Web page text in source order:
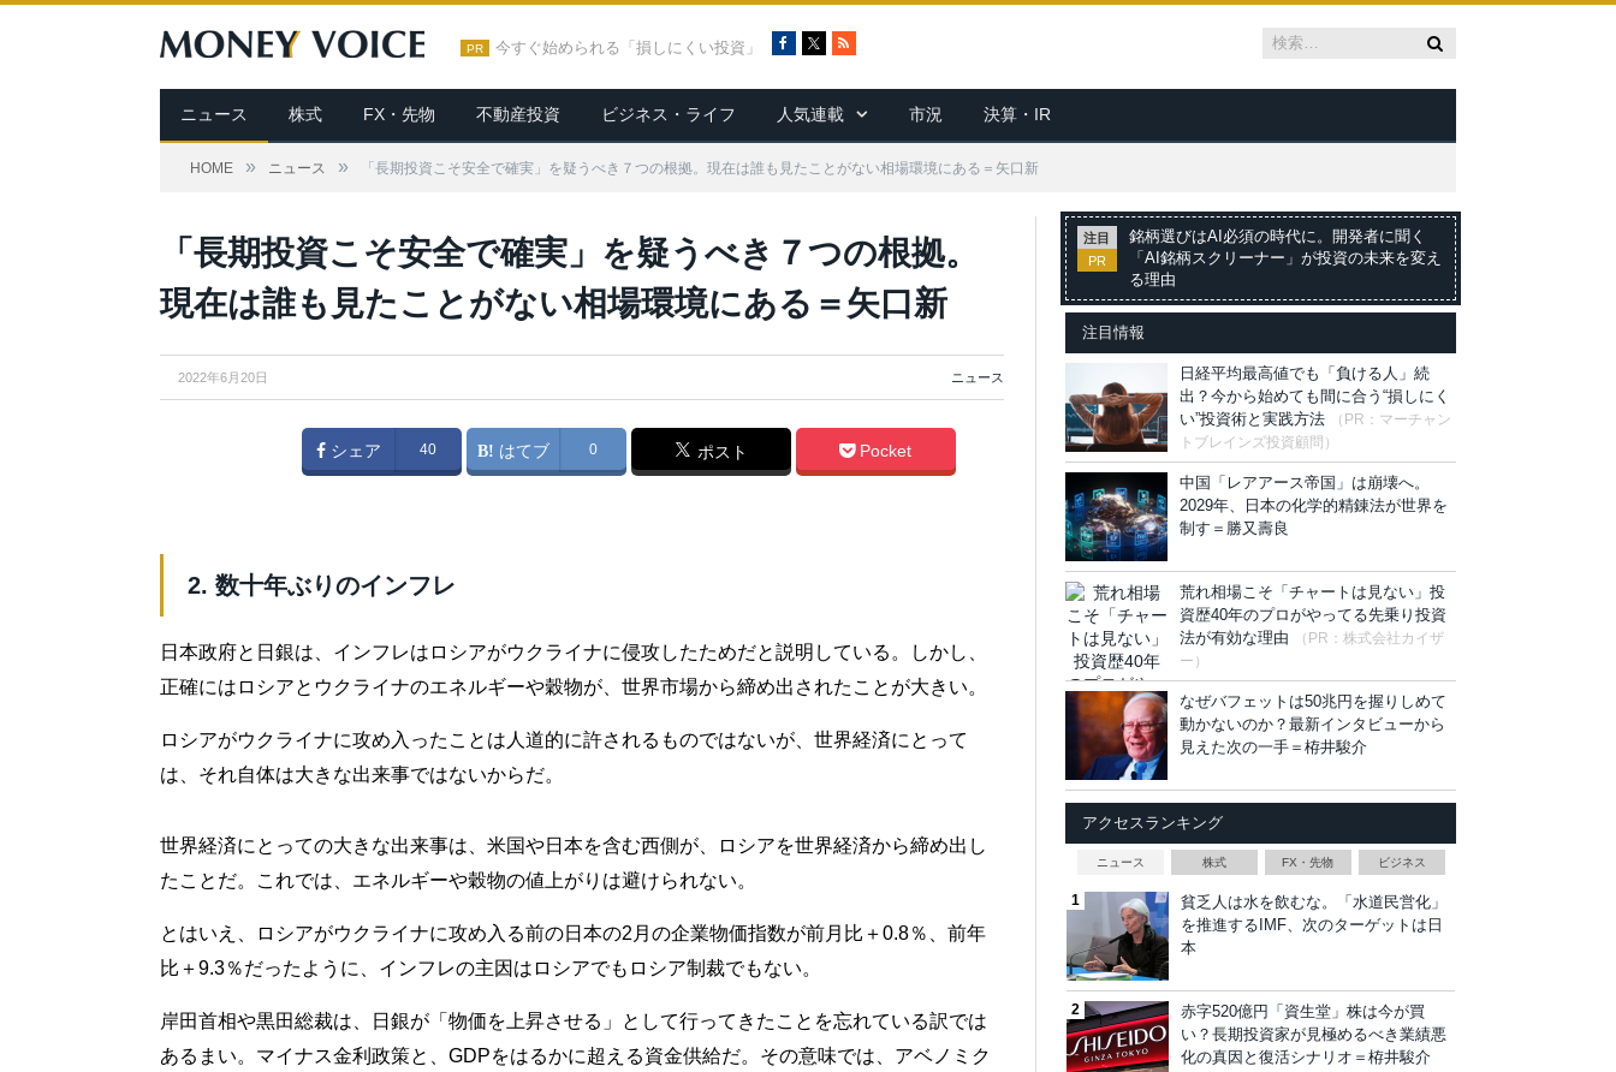
PR 今すぐ始められる「損しにくい投資」
c
e
b
o
R
S
ニュース 株式 FX・先物 不動産投資 ビジネス・ライフ 人気連載 市況 決算・IR
HOME » ニュース » 「長期投資こそ安全で確実」を疑うべき７つの根拠。現在は誰も見たことがない相場環境にある＝矢口新
「長期投資こそ安全で確実」を疑うべき７つの根拠。
現在は誰も見たことがない相場環境にある＝矢口新
2022年6月20日 ニュース
シェア 40 はてブ 0 ポスト Pocket
2. 数十年ぶりのインフレ
日本政府と日銀は、インフレはロシアがウクライナに侵攻したためだと説明している。しかし、
正確にはロシアとウクライナのエネルギーや穀物が、世界市場から締め出されたことが大きい。
ロシアがウクライナに攻め入ったことは人道的に許されるものではないが、世界経済にとって
は、それ自体は大きな出来事ではないからだ。
世界経済にとっての大きな出来事は、米国や日本を含む西側が、ロシアを世界経済から締め出し
たことだ。これでは、エネルギーや穀物の値上がりは避けられない。
とはいえ、ロシアがウクライナに攻め入る前の日本の2月の企業物価指数が前月比＋0.8％、前年
比＋9.3％だったように、インフレの主因はロシアでもロシア制裁でもない。
岸田首相や黒田総裁は、日銀が「物価を上昇させる」として行ってきたことを忘れている訳では
あるまい。マイナス金利政策と、GDPをはるかに超える資金供給だ。その意味では、アベノミク
注目
PR
銘柄選びはAI必須の時代に。開発者に聞く
「AI銘柄スクリーナー」が投資の未来を変え
る理由
注目情報
日経平均最高値でも「負ける人」続
出？今から始めても間に合う“損しにく
い”投資術と実践方法
（PR：マーチャン
トブレインズ投資顧問）
中国「レアアース帝国」は崩壊へ。
2029年、日本の化学的精錬法が世界を
制す＝勝又壽良
荒れ相場こそ「チャートは見ない」投
資歴40年のプロがやってる先乗り投資
法が有効な理由
（PR：株式会社カイザ
ー）
なぜバフェットは50兆円を握りしめて
動かないのか？最新インタビューから
見えた次の一手＝栫井駿介
アクセスランキング
ニュース 株式 FX・先物 ビジネス
貧乏人は水を飲むな。「水道民営化」
を推進するIMF、次のターゲットは日
本
赤字520億円「資生堂」株は今が買
い？長期投資家が見極めるべき業績悪
化の真因と復活シナリオ＝栫井駿介